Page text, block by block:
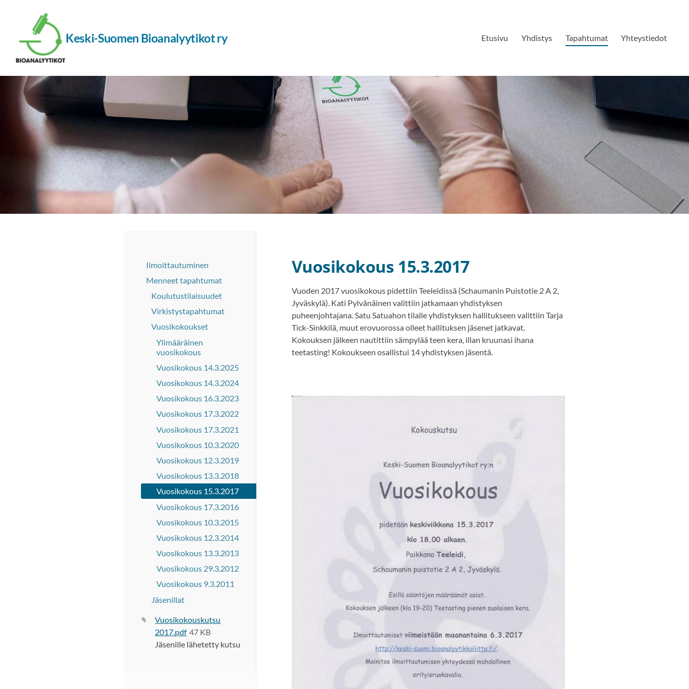
sisältöön
Keski-Suomen Bioanalyytikot ry Etusivu Yhdistys Tapahtumat Yhteystiedot
Ilmoittautuminen
Menneet tapahtumat
Koulutustilaisuudet
Virkistystapahtumat
Vuosikokoukset
Ylimääräinen
vuosikokous
Vuosikokous 14.3.2025
Vuosikokous 14.3.2024
Vuosikokous 16.3.2023
Vuosikokous 17.3.2022
Vuosikokous 17.3.2021
Vuosikokous 10.3.2020
Vuosikokous 12.3.2019
Vuosikokous 13.3.2018
Vuosikokous 15.3.2017
Vuosikokous 17.3.2016
Vuosikokous 10.3.2015
Vuosikokous 12.3.2014
Vuosikokous 13.3.2013
Vuosikokous 29.3.2012
Vuosikokous 9.3.2011
Jäsenillat
Vuosikokouskutsu
2017.pdf 47 KB
Jäsenille lähetetty kutsu
Vuosikokous 15.3.2017
Vuoden 2017 vuosikokous pidettiin Teeleidissä (Schaumanin Puistotie 2 A 2,
Jyväskylä). Kati Pylvänäinen valittiin jatkamaan yhdistyksen
puheenjohtajana. Satu Satuahon tilalle yhdistyksen hallitukseen valittiin Tarja
Tick-Sinkkilä, muut erovuorossa olleet hallituksen jäsenet jatkavat.
Kokouksen jälkeen nautittiin sämpylää teen kera, illan kruunasi ihana
teetasting! Kokoukseen osallistui 14 yhdistyksen jäsentä.